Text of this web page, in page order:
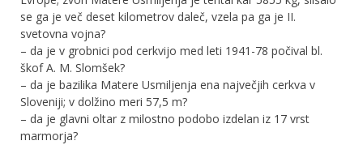
se ga je več deset kilometrov daleč, vzela pa ga je II.
svetovna vojna?
– da je v grobnici pod cerkvijo med leti 1941-78 počival bl.
škof A. M. Slomšek?
– da je bazilika Matere Usmiljenja ena največjih cerkva v
Sloveniji; v dolžino meri 57,5 m?
– da je glavni oltar z milostno podobo izdelan iz 17 vrst
marmorja?